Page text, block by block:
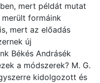
mert példát mutat
formáink
mert az előadás
új
Békés Andrásék
a módszerek? M. G.
kidolgozott és